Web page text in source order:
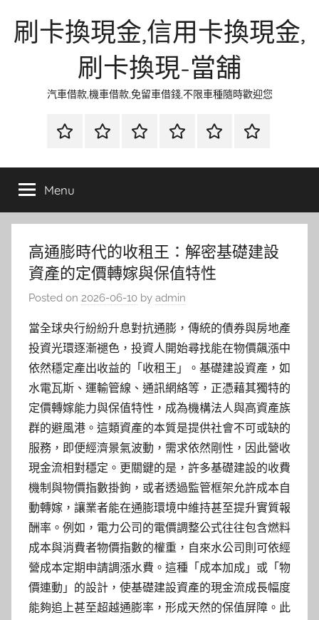
刷卡換現金,信用卡換現金,
刷卡換現-當舖
汽車借款,機車借款,免留車借錢,不限車種隨時歡迎您
首
當
金
網
資
流
時
環
清
聯
徵
Menu
高通膨時代的收租王：解密基礎建設
資產的定價轉嫁與保值特性
Posted on 2026-06-10 by admin
當全球央行紛紛升息對抗通膨，傳統的債券與房地產
投資光環逐漸褪色，投資人開始尋找能在物價飆漲中
依然穩定產出收益的「收租王」。基礎建設資產，如
水電瓦斯、運輸管線、通訊網絡等，正憑藉其獨特的
定價轉嫁能力與保值特性，成為機構法人與高資產族
群的避風港。這類資產的本質是提供社會不可或缺的
服務，即便經濟景氣波動，需求依然剛性，因此營收
現金流相對穩定。更關鍵的是，許多基礎建設的收費
機制與物價指數掛鉤，或者透過監管框架允許成本自
動轉嫁，讓業者能在通膨環境中維持甚至提升實質報
酬率。例如，電力公司的電價調整公式往往包含燃料
成本與消費者物價指數的權重，自來水公司則可依經
營成本定期申請調漲水費。這種「成本加成」或「物
價連動」的設計，使基礎建設資產的現金流成長幅度
能夠追上甚至超越通膨率，形成天然的保值屏障。此